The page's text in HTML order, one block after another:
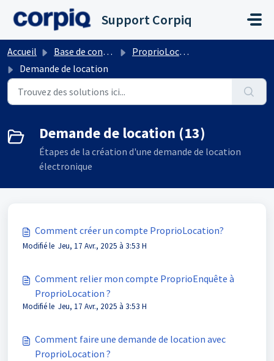
Passer au contenu principal
Support Corpiq
Accueil Base de connaissances
ProprioLocation
Demande de location
Demande de location (13)
Étapes de la création d'une demande de location
électronique
Comment créer un compte ProprioLocation?
Modifié le Jeu, 17 Avr., 2025 à 3:53 H
Comment relier mon compte ProprioEnquête à
ProprioLocation ?
Modifié le Jeu, 17 Avr., 2025 à 3:53 H
Comment faire une demande de location avec
ProprioLocation ?